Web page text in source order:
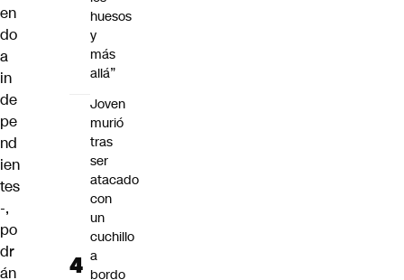
en
do
a
in
de
pe
nd
ien
tes
-,
po
dr
án
huesos
y
más
allá”
Joven
murió
tras
ser
atacado
con
un
cuchillo
a
bordo